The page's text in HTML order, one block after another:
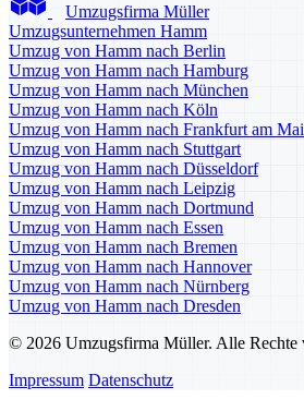
Umzugsfirma Müller
Umzugsunternehmen Hamm
Umzug von Hamm nach Berlin
Umzug von Hamm nach Hamburg
Umzug von Hamm nach München
Umzug von Hamm nach Köln
Umzug von Hamm nach Frankfurt am
Umzug von Hamm nach Stuttgart
Umzug von Hamm nach Düsseldorf
Umzug von Hamm nach Leipzig
Umzug von Hamm nach Dortmund
Umzug von Hamm nach Essen
Umzug von Hamm nach Bremen
Umzug von Hamm nach Hannover
Umzug von Hamm nach Nürnberg
Umzug von Hamm nach Dresden
© 2026 Umzugsfirma Müller. Alle Rechte
Impressum Datenschutz